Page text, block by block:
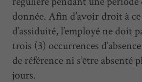
donnée. Afin d’avoir droit à
d’assiduité, l’employé ne doit
trois (3) occurrences
de référence ni s’être absenté
jours.